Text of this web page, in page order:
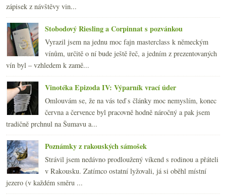
zápisek z návštěvy vin...
Stobodový Riesling a Corpinnat s pozvánkou
Vyrazil jsem na jednu moc fajn masterclass k německým
vínům, určitě o ní bude ještě řeč, a jedním z prezentovaných
vín byl – vzhledem k zamě...
Vinotéka Epizoda IV: Výparník vrací úder
Omlouvám se, že na vás teď s články moc nemyslím, konec
června a července byl pracovně hodně náročný a pak jsem
tradičně prchnul na Šumavu a...
Poznámky z rakouských sámošek
Strávil jsem nedávno prodloužený víkend s rodinou a přáteli
v Rakousku. Zatímco ostatní lyžovali, já si oběhl místní
jezero (v každém směru ...